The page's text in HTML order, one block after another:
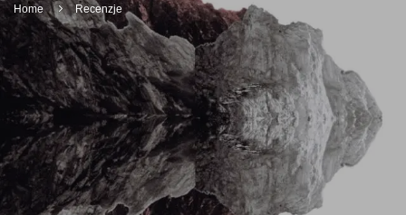
Home Recenzje